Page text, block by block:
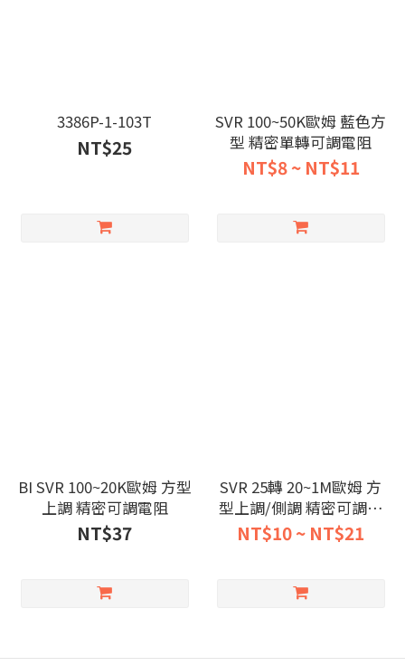
3386P-1-103T
NT$25
SVR 100~50K歐姆 藍色方
型 精密單轉可調電阻
NT$8 ~ NT$11
BI SVR 100~20K歐姆 方型
上調 精密可調電阻
NT$37
SVR 25轉 20~1M歐姆 方
型上調/側調 精密可調電
阻
NT$10 ~ NT$21